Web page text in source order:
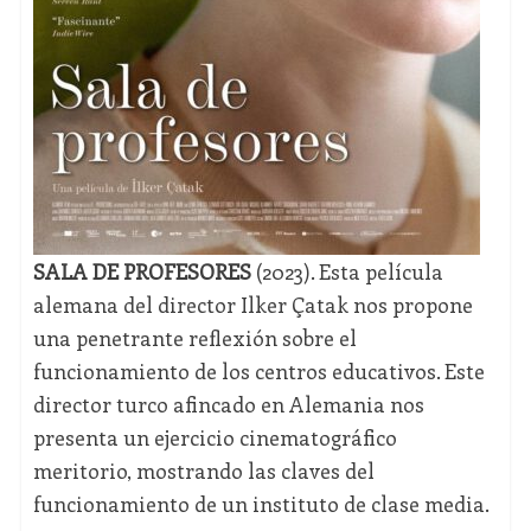
SALA DE PROFESORES(2023). Esta película
alemana del director Ilker Çatak nos propone
una penetrante reflexión sobre el
funcionamiento de los centros educativos. Este
director turco afincado en Alemania nos
presenta un ejercicio cinematográfico
meritorio, mostrando las claves del
funcionamiento de un instituto de clase media.